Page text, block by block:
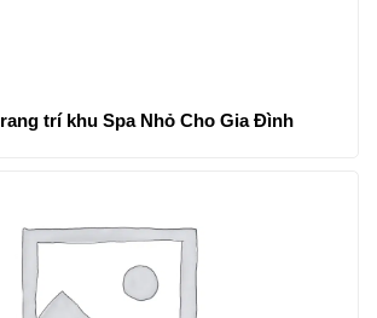
trí khu Spa Nhỏ Cho Gia Đình